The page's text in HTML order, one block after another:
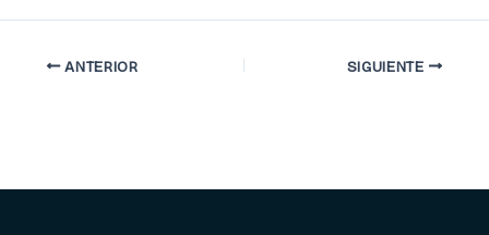
ANTERIOR SIGUIENTE